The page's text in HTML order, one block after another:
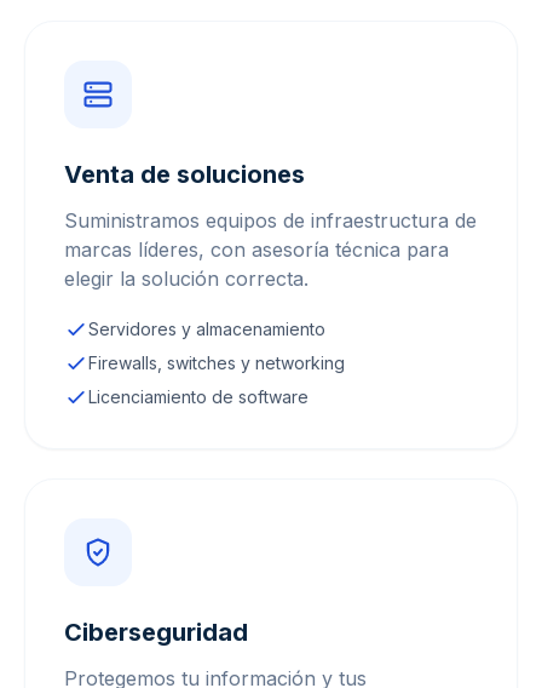
Venta de soluciones
Suministramos equipos de infraestructura de
marcas líderes, con asesoría técnica para
elegir la solución correcta.
Servidores y almacenamiento
Firewalls, switches y networking
Licenciamiento de software
Ciberseguridad
Protegemos tu información y tus